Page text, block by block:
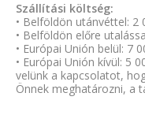
Szállítási költség:
• Belföldön utánvéttel: 2
• Belföldön előre
• Európai Unión belül: 7
• Európai Unión kívül: 5
velünk a kapcsolatot,
Önnek meghatározni, a